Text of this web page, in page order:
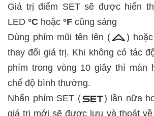
Giá trị điểm SET sẽ được hiển
LED °C hoặc °F cũng sáng
Dùng phím mũi tên lên (
)
thay đổi giá trị. Khi không có tác
phím trong vòng 10 giây thì màn
chế độ bình thường.
Nhấn phím SET (
) lần nữa
giá trị mới sẽ được lưu và thoát về